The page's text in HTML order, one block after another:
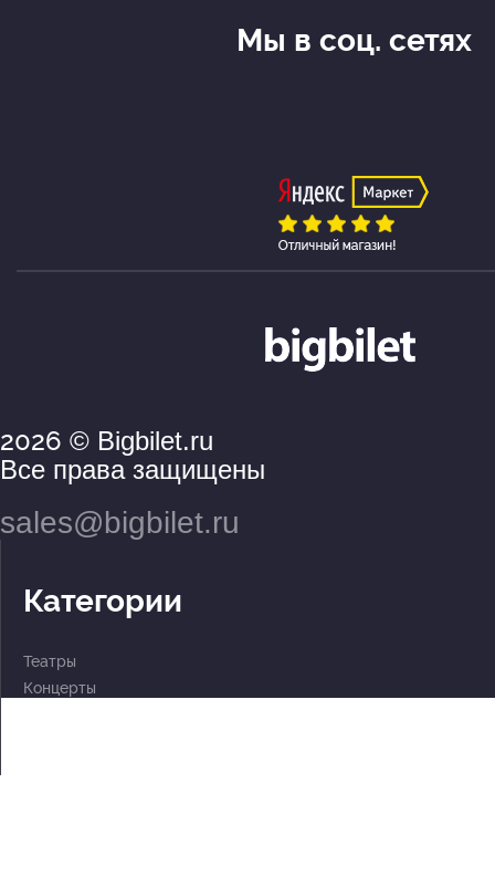
2026 © Bigbilet.ru
Все права защищены
sales@bigbilet.ru
Категории
Театры
Концерты
Мы в соц. сетях